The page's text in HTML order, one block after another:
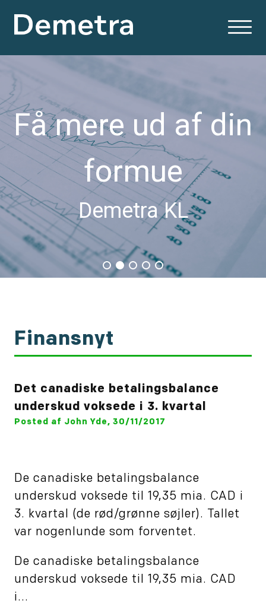
Få mere ud af din
formue
Demetra KL
Finansnyt
Det canadiske betalingsbalance
underskud voksede i 3. kvartal
Posted af John Yde, 30/11/2017
De canadiske betalingsbalance
underskud voksede til 19,35 mia. CAD i
3. kvartal (de rød/grønne søjler). Tallet
var nogenlunde som forventet.
De canadiske betalingsbalance
underskud voksede til 19,35 mia. CAD
i...